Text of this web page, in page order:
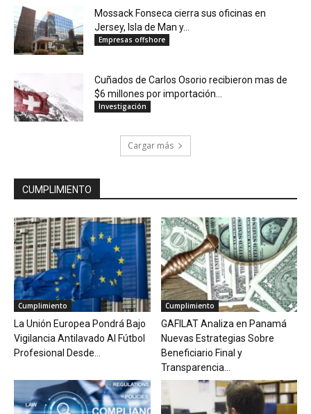
Mossack Fonseca cierra sus oficinas en
Jersey, Isla de Man y...
Empresas offshore
Cuñados de Carlos Osorio recibieron mas de
$6 millones por importación...
Investigación
Cargar más
CUMPLIMIENTO
Cumplimiento
La Unión Europea Pondrá Bajo
Vigilancia Antilavado Al Fútbol
Profesional Desde...
Cumplimiento
GAFILAT Analiza en Panamá
Nuevas Estrategias Sobre
Beneficiario Final y
Transparencia...